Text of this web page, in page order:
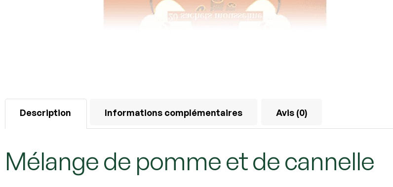
Description Informations complémentaires Avis (0)
Mélange de pomme et de cannelle